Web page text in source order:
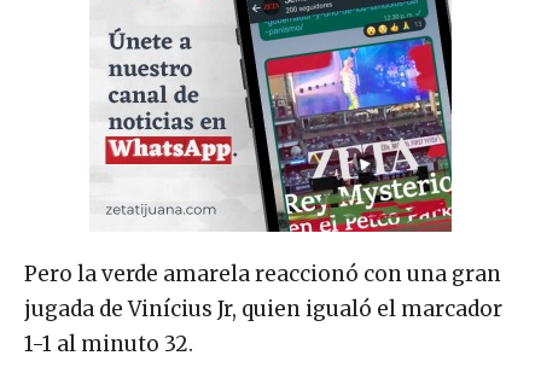
Pero la verde amarela reaccionó con una gran
jugada de Vinícius Jr, quien igualó el marcador
1-1 al minuto 32.